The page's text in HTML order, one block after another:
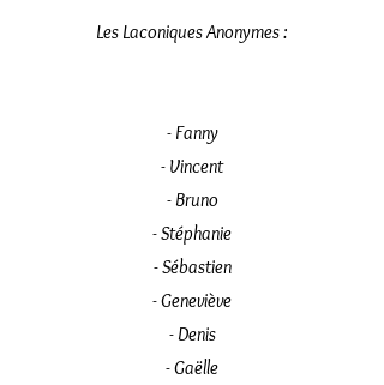
Les Laconiques Anonymes :
- Fanny
- Vincent
- Bruno
- Stéphanie
- Sébastien
- Geneviève
- Denis
- Gaëlle